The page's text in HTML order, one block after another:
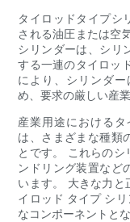
タイロッドタイプシ
される油圧または空
シリンダーは、シリ
する一連のタイロッ
により、シリンダ
め、要求の厳しい産
産業用途における
は、さまざまな種類
とです。 これらの
ンドリング装置など
います。 大きな力と
イロッド タイプ シ
なコンポーネントと